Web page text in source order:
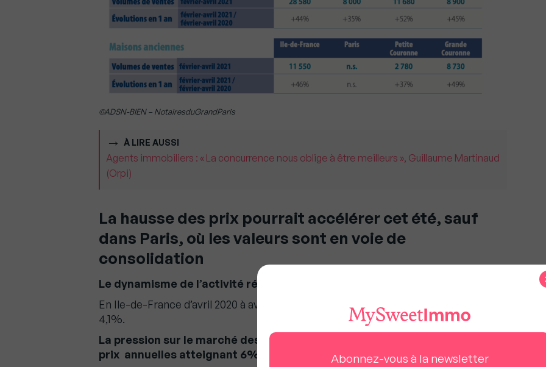
©ADSN-BIEN – NotairesduGrandParis
À LIRE AUSSI
Agents immobiliers : « La concurrence nous oblige à être meilleurs », Guillaume Martinaud
(Orpi)
La hausse des prix pourrait accélérer cet été, sauf
dans Paris, où les valeurs sont en voie de
consolidation
Le dynamisme de l’activité réactive la hausse des prix.
En Ile-de-France d’avril 2020 à avril 2021, les prix des logements ont augmenté de
4,1%.
La pression sur le marché des maisons est confirmée, avec des hausses de
prix annuelles atteignant 6%.
Abonnez-vous à la newsletter